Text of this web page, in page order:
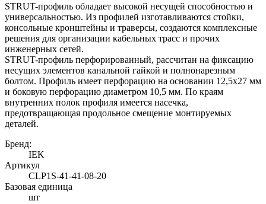
STRUT-профиль обладает высокой несущей способностью и
универсальностью. Из профилей изготавливаются стойки,
консольные кронштейны и траверсы, создаются комплексные
решения для организации кабельных трасс и прочих
инженерных сетей.
STRUT-профиль перфорированный, рассчитан на фиксацию
несущих элементов канальной гайкой и полнонарезным
болтом. Профиль имеет перфорацию на основании 12,5х27 мм
и боковую перфорацию диаметром 10,5 мм. По краям
внутренних полок профиля имеется насечка,
предотвращающая продольное смещение монтируемых
деталей.
Бренд:
IEK
Артикул
CLP1S-41-41-08-20
Базовая единица
шт